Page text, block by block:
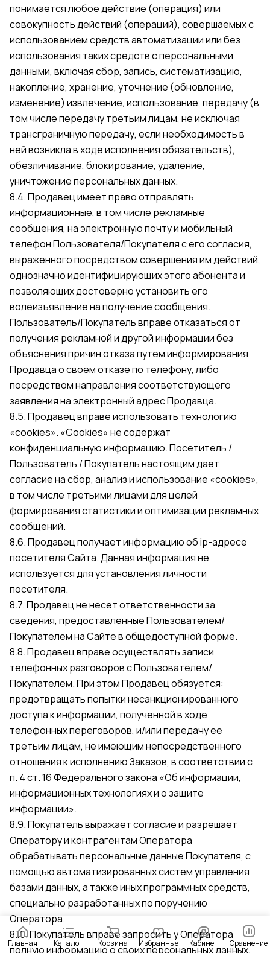
понимается любое действие (операция) или
совокупность действий (операций), совершаемых с
использованием средств автоматизации или без
использования таких средств с персональными
данными, включая сбор, запись, систематизацию,
накопление, хранение, уточнение (обновление,
изменение) извлечение, использование, передачу (в
том числе передачу третьим лицам, не исключая
трансграничную передачу, если необходимость в
ней возникла в ходе исполнения обязательств),
обезличивание, блокирование, удаление,
уничтожение персональных данных.
8.4. Продавец имеет право отправлять
информационные, в том числе рекламные
сообщения, на электронную почту и мобильный
телефон Пользователя/Покупателя с его согласия,
выраженного посредством совершения им действий,
однозначно идентифицирующих этого абонента и
позволяющих достоверно установить его
волеизъявление на получение сообщения.
Пользователь/Покупатель вправе отказаться от
получения рекламной и другой информации без
объяснения причин отказа путем информирования
Продавца о своем отказе по телефону, либо
посредством направления соответствующего
заявления на электронный адрес Продавца.
8.5. Продавец вправе использовать технологию
«cookies». «Cookies» не содержат
конфиденциальную информацию. Посетитель /
Пользователь / Покупатель настоящим дает
согласие на сбор, анализ и использование «cookies»,
в том числе третьими лицами для целей
формирования статистики и оптимизации рекламных
сообщений.
8.6. Продавец получает информацию об ip-адресе
посетителя Сайта. Данная информация не
используется для установления личности
посетителя.
8.7. Продавец не несет ответственности за
сведения, предоставленные Пользователем/
Покупателем на Сайте в общедоступной форме.
8.8. Продавец вправе осуществлять записи
телефонных разговоров с Пользователем/
Покупателем. При этом Продавец обязуется:
предотвращать попытки несанкционированного
доступа к информации, полученной в ходе
телефонных переговоров, и/или передачу ее
третьим лицам, не имеющим непосредственного
отношения к исполнению Заказов, в соответствии с
п. 4 ст. 16 Федерального закона «Об информации,
информационных технологиях и о защите
информации».
8.9. Покупатель выражает согласие и разрешает
Оператору и контрагентам Оператора
обрабатывать персональные данные Покупателя, с
помощью автоматизированных систем управления
базами данных, а также иных программных средств,
специально разработанных по поручению
Оператора.
8.10. Покупатель вправе запросить у Оператора
полную информацию о своих персональных данных,
Главная Каталог Корзина Избранные Кабинет Сравнение